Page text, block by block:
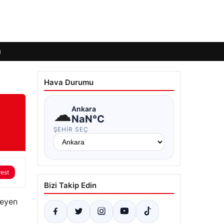
Hava Durumu
☁Ankara
NaN°C
ŞEHIR SEÇ
Bizi Takip Edin